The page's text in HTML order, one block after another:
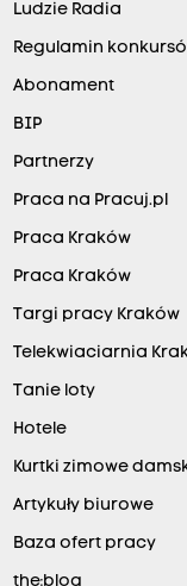
Ludzie Radia
Regulamin
Abonament
BIP
Partnerzy
Praca na Pracuj.pl
Praca Kraków
Praca Kraków
Targi pracy Kraków
Telekwiaciarnia
Tanie loty
Hotele
Kurtki zimowe
Artykuły biurowe
Baza ofert pracy
the:blog